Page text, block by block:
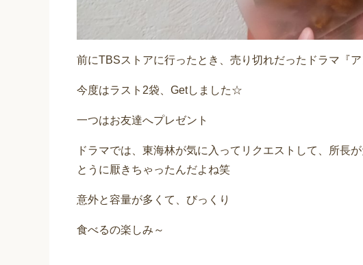
前にTBSストアに行ったとき、売り切れだったドラマ『
今度はラスト2袋、Getしました☆
一つはお友達へプレゼント
ドラマでは、東海林が気に入ってリクエストして、所長
とうに厭きちゃったんだよね笑
意外と容量が多くて、びっくり
食べるの楽しみ～